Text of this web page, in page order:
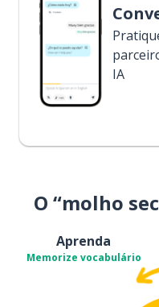
IA
O “molho
Aprenda
Memorize vocabulário